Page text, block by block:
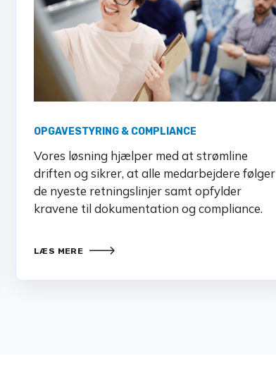
OPGAVESTYRING & COMPLIANCE
Vores løsning hjælper med at strømline
driften og sikrer, at alle medarbejdere følger
de nyeste retningslinjer samt opfylder
kravene til dokumentation og compliance.
LÆS MERE